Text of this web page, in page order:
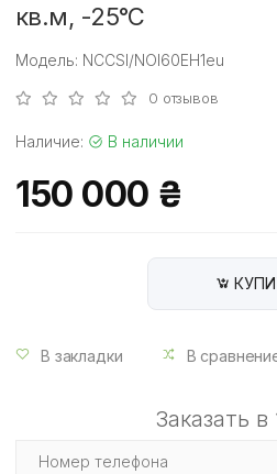
кв.м, -25°C
Модель: NCCSI/NOI60EH1eu
0 отзывов
Наличие: В наличии
150 000 ₴
В закладки В
Заказать в